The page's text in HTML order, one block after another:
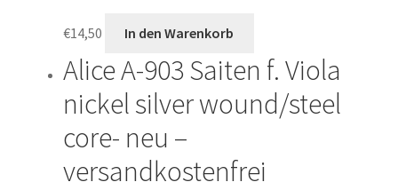
€14,50 In den Warenkorb
Alice A-903 Saiten f. Viola
nickel silver wound/steel
core- neu –
versandkostenfrei